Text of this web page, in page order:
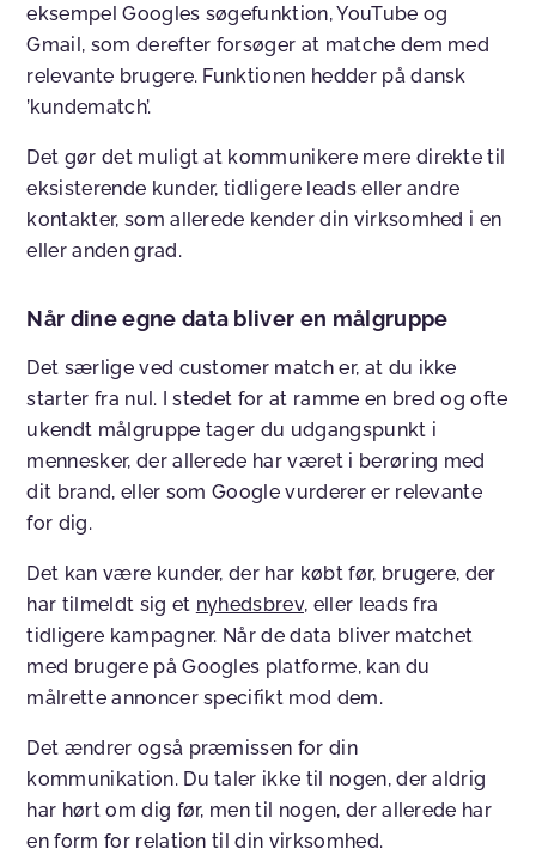
eksempel Googles søgefunktion, YouTube og
Gmail, som derefter forsøger at matche dem med
relevante brugere. Funktionen hedder på dansk
’kundematch’.
Det gør det muligt at kommunikere mere direkte til
eksisterende kunder, tidligere leads eller andre
kontakter, som allerede kender din virksomhed i en
eller anden grad.
Når dine egne data bliver en målgruppe
Det særlige ved customer match er, at du ikke
starter fra nul. I stedet for at ramme en bred og ofte
ukendt målgruppe tager du udgangspunkt i
mennesker, der allerede har været i berøring med
dit brand, eller som Google vurderer er relevante
for dig.
Det kan være kunder, der har købt før, brugere, der
har tilmeldt sig et nyhedsbrev, eller leads fra
tidligere kampagner. Når de data bliver matchet
med brugere på Googles platforme, kan du
målrette annoncer specifikt mod dem.
Det ændrer også præmissen for din
kommunikation. Du taler ikke til nogen, der aldrig
har hørt om dig før, men til nogen, der allerede har
en form for relation til din virksomhed.